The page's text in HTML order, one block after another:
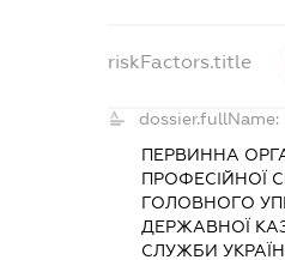
riskFactors.title
dossier.fullName:
ПЕРВИННА
ПРОФЕСІЙНОЇ
ГОЛОВНОГО
ДЕРЖАВНОЇ
СЛУЖБИ